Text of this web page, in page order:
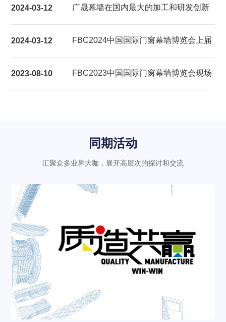
验
2024-03-12 广晟幕墙在国内最大的加工和研发创新
2024-03-12
FBC2024中国国际门窗幕墙博览会上届
2023-08-10
FBC2023中国国际门窗幕墙博览会现场
同期活动
汇聚众多业界大咖，展开高层次的探讨和交流